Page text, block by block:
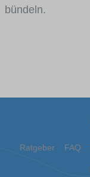
bündeln.
Ratgeber FAQ